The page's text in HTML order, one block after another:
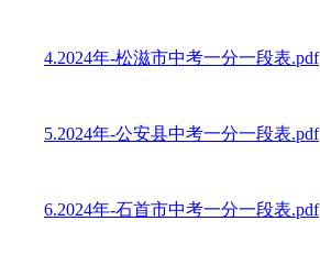
4.2024年-松滋市中考一分一段表.pdf
5.2024年-公安县中考一分一段表.pdf
6.2024年-石首市中考一分一段表.pdf